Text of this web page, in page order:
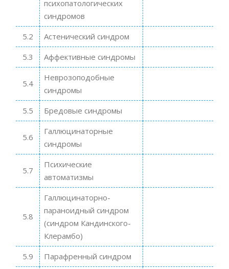
психопатологических
синдромов
5.2
Астенический синдром
5.3
Аффективные синдромы
5.4
Неврозоподобные
синдромы
5.5
Бредовые синдромы
5.6
Галлюцинаторные
синдромы
5.7
Психические
автоматизмы
5.8
Галлюцинаторно-
параноидный синдром
(синдром Кандинского-
Клерамбо)
5.9
Парафренный синдром